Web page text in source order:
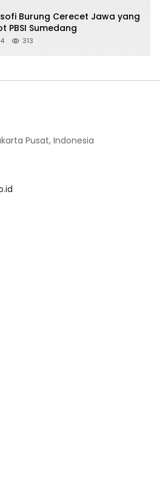
Burung Cerecet Jawa yang
PBSI Sumedang
313
Pusat, Indonesia